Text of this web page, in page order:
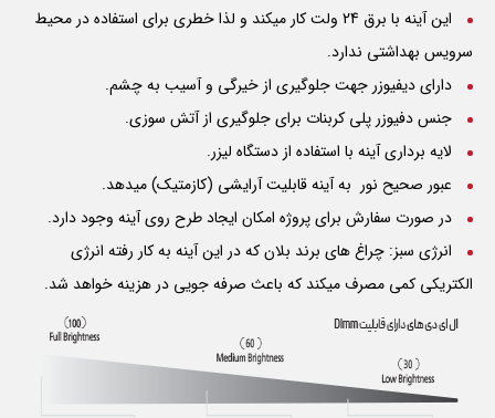
این آینه با برق 24 ولت کار میکند و لذا خطری برای استفاده در محیط
سرویس بهداشتی ندارد.
دارای دیفیوزر جهت جلوگیری از خیرگی و آسیب به چشم.
جنس دفیوزر پلی کربنات برای جلوگیری از آتش سوزی.
لایه برداری آینه با استفاده از دستگاه لیزر.
عبور صحیح نور به آینه قابلیت آرایشی (کازمتیک) میدهد.
در صورت سفارش برای پروژه امکان ایجاد طرح روی آینه وجود دارد.
انرژی سبز: چراغ های برند بلان که در این آینه به کار رفته انرژی
الکتریکی کمی مصرف میکند که باعث صرفه جویی در هزینه خواهد شد.